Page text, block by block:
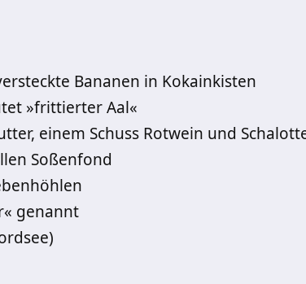
Bananen in Kokainkisten
»frittierter Aal«
einem Schuss Rotwein und
Soßenfond
genannt